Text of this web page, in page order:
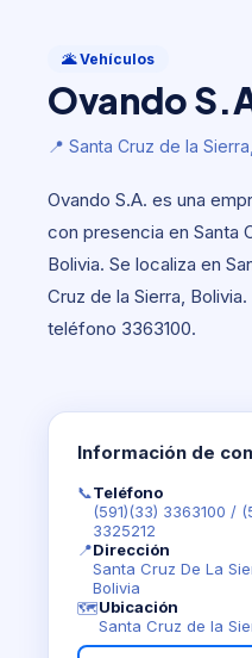
Ovando S.A.
📍 Santa Cruz de la Sierra,
🌋 Vehículos
Ovando
📍 Santa Cruz de la
Ovando S.A. es una
con presencia en Santa
Bolivia. Se localiza en
Cruz de la Sierra,
teléfono 3363100.
Información de
📞Teléfono
(591)(33) 3363100 /
3325212
📍Dirección
Santa Cruz De La
Bolivia
🗺️Ubicación
Santa Cruz de la